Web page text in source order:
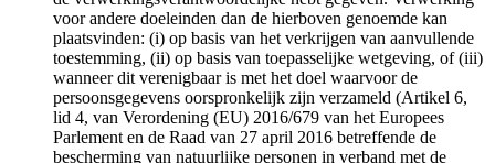
voor andere doeleinden dan de hierboven genoemde kan
plaatsvinden: (i) op basis van het verkrijgen van aanvullende
toestemming, (ii) op basis van toepasselijke wetgeving, of (iii)
wanneer dit verenigbaar is met het doel waarvoor de
persoonsgegevens oorspronkelijk zijn verzameld (Artikel 6,
lid 4, van Verordening (EU) 2016/679 van het Europees
Parlement en de Raad van 27 april 2016 betreffende de
bescherming van natuurlijke personen in verband met de